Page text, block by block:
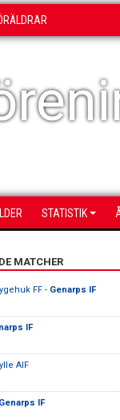
STATISTIK
MATCHER
FF - Genarps IF
IF
AIF
Genarps IF